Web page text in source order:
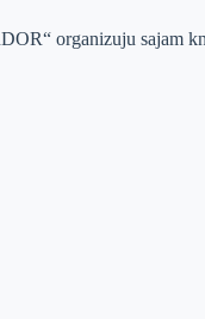
organizuju sajam